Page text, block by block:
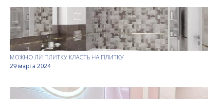
МОЖНО ЛИ ПЛИТКУ КЛАСТЬ НА ПЛИТКУ
29 марта 2024